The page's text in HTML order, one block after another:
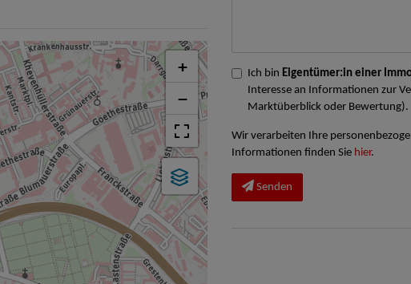
+
−
Ich bin Eigentümer:in einer
Interesse an Informationen zur
Marktüberblick oder Bewertung).
Wir verarbeiten Ihre
Informationen finden Sie hier.
Senden